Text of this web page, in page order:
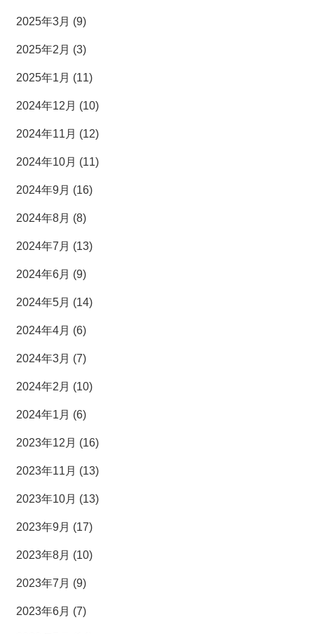
2025年3月 (9)
2025年2月 (3)
2025年1月 (11)
2024年12月 (10)
2024年11月 (12)
2024年10月 (11)
2024年9月 (16)
2024年8月 (8)
2024年7月 (13)
2024年6月 (9)
2024年5月 (14)
2024年4月 (6)
2024年3月 (7)
2024年2月 (10)
2024年1月 (6)
2023年12月 (16)
2023年11月 (13)
2023年10月 (13)
2023年9月 (17)
2023年8月 (10)
2023年7月 (9)
2023年6月 (7)